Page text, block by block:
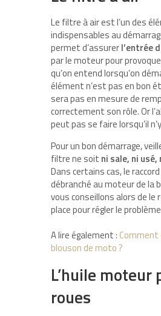
Le filtre à air est l’un des
indispensables au
permet d’assurerl’entrée
par le moteur pour
qu’on entend lorsqu’on
élément n’est pas en bon
sera pas en mesure de
correctement son rôle. Or
peut pas se faire lorsqu’il
Pour un bon démarrage,
filtre ne soit ni sale, ni
Dans certains cas, le
débranché au moteur de la
vous conseillons alors de
place pour régler le
A lire également : Comment
blouson de moto ?
L’huile moteur
roues